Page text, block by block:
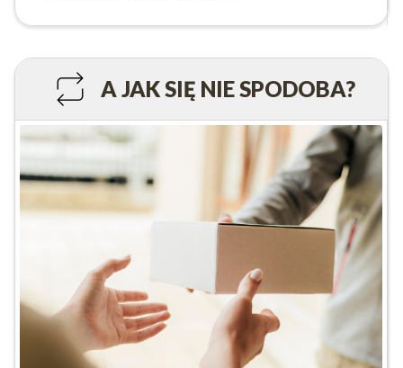
A JAK SIĘ NIE SPODOBA?